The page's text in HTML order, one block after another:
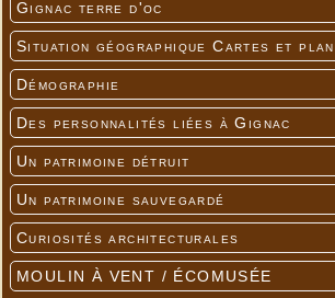
Gignac terre d'oc
Situation géographique Cartes et
Démographie
Des personnalités liées à Gignac
Un patrimoine détruit
Un patrimoine sauvegardé
Curiosités architecturales
MOULIN À VENT / ÉCOMUSÉE